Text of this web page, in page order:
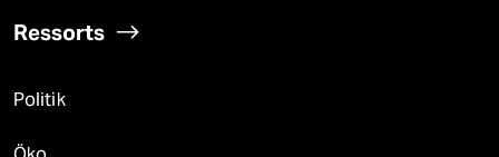
Ressorts
Politik